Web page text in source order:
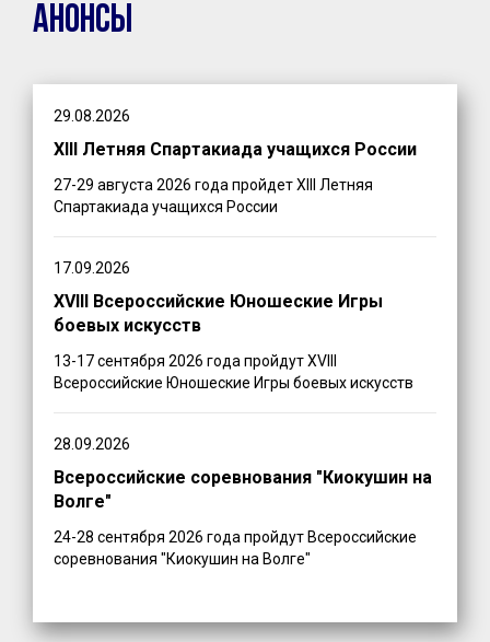
Анонсы
29.08.2026
XIII Летняя Спартакиада учащихся России
27-29 августа 2026 года пройдет XIII Летняя
Спартакиада учащихся России
17.09.2026
XVIII Всероссийские Юношеские Игры
боевых искусств
13-17 сентября 2026 года пройдут XVIII
Всероссийские Юношеские Игры боевых искусств
28.09.2026
Всероссийские соревнования "Киокушин на
Волге"
24-28 сентября 2026 года пройдут Всероссийские
соревнования "Киокушин на Волге"